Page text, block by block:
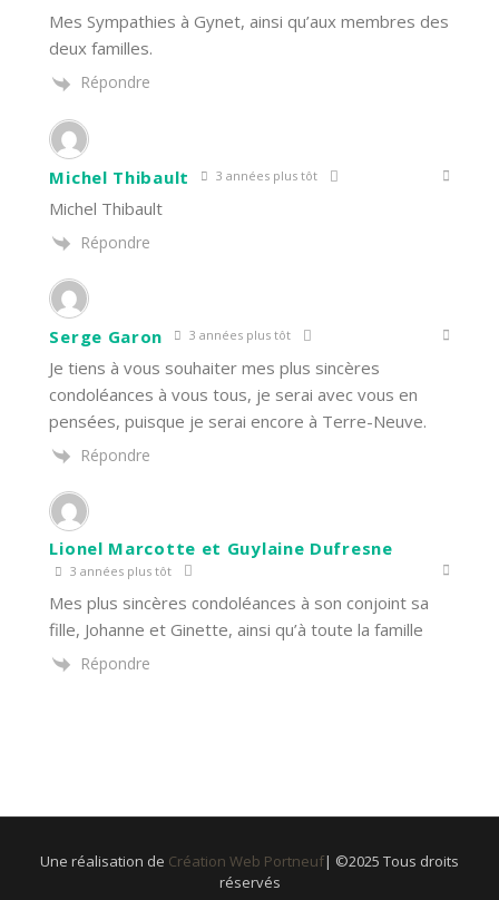
Mes Sympathies à Gynet, ainsi qu’aux membres des
deux familles.
Répondre
Michel Thibault 3 années plus tôt
Michel Thibault
Répondre
Serge Garon 3 années plus tôt
Je tiens à vous souhaiter mes plus sincères
condoléances à vous tous, je serai avec vous en
pensées, puisque je serai encore à Terre-Neuve.
Répondre
Lionel Marcotte et Guylaine Dufresne
3 années plus tôt
Mes plus sincères condoléances à son conjoint sa
fille, Johanne et Ginette, ainsi qu’à toute la famille
Répondre
Une réalisation de Création Web Portneuf| ©2025 Tous droits
réservés